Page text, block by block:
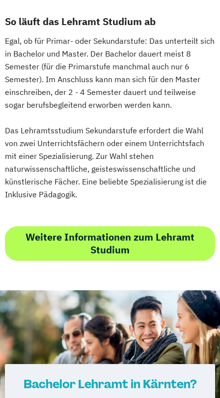
So läuft das Lehramt Studium ab
Egal, ob für Primar- oder Sekundarstufe: Das unterteilt sich
in Bachelor und Master. Der Bachelor dauert meist 8
Semester (für die Primarstufe manchmal auch nur 6
Semester). Im Anschluss kann man sich für den Master
einschreiben, der 2 - 4 Semester dauert und teilweise
sogar berufsbegleitend erworben werden kann.
Das Lehramtsstudium Sekundarstufe erfordert die Wahl
von zwei Unterrichtsfächern oder einem Unterrichtsfach
mit einer Spezialisierung. Zur Wahl stehen
naturwissenschaftliche, geisteswissenschaftliche und
künstlerische Fächer. Eine beliebte Spezialisierung ist die
Inklusive Pädagogik.
Weitere Informationen zum Lehramt
Studium
Bachelor Lehramt in Kärnten?